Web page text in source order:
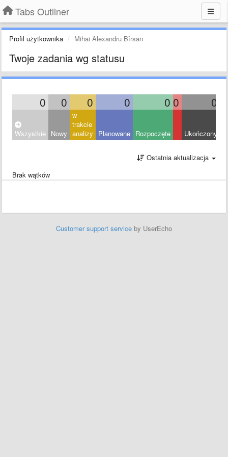
Tabs Outliner
Profil użytkownika Mihai Alexandru Bîrsan
Twoje zadania wg statusu
0 0 0 0 0 0 0
Wszystkie Nowy
w
trakcie
analizy
Planowane Rozpoczęte Ukończony
Ostatnia aktualizacja
Brak wątków
Customer support service by UserEcho